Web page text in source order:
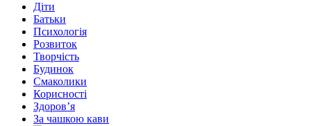
Діти
Батьки
Психологія
Розвиток
Творчість
Будинок
Смаколики
Корисності
Здоров’я
За чашкою кави